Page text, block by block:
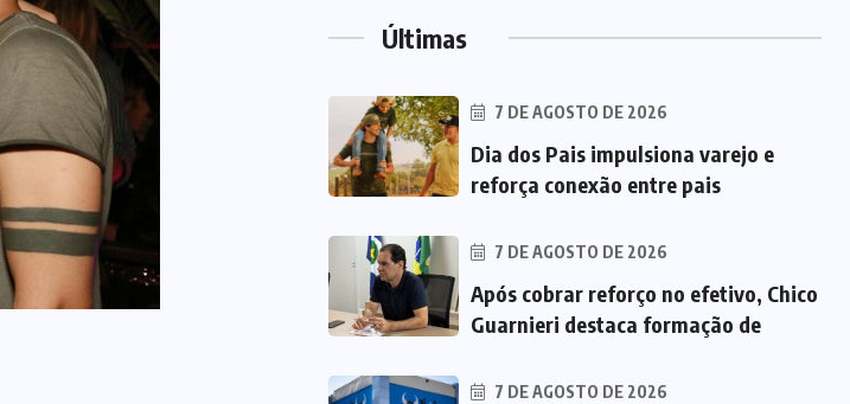
Últimas
7 DE AGOSTO DE 2026
Dia dos Pais impulsiona varejo e
reforça conexão entre pais
7 DE AGOSTO DE 2026
Após cobrar reforço no efetivo, Chico
Guarnieri destaca formação de
7 DE AGOSTO DE 2026